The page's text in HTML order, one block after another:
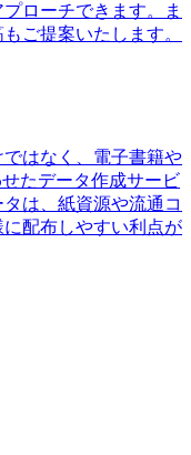
ローチできます。ま
ご提案いたします。
はなく、電子書籍や
たデータ作成サービ
は、紙資源や流通コ
配布しやすい利点が